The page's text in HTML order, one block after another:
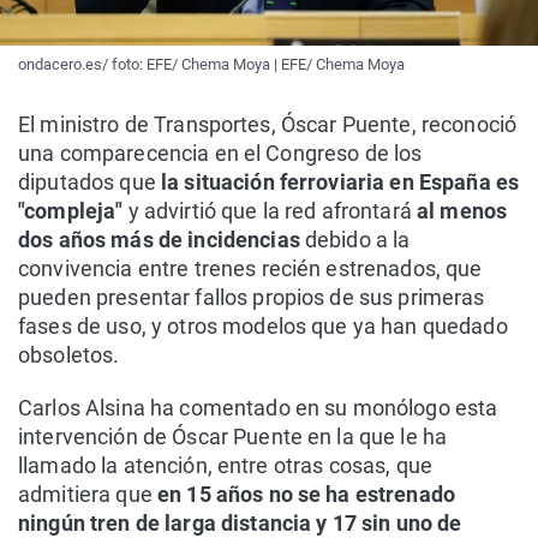
ondacero.es/ foto: EFE/ Chema Moya | EFE/ Chema Moya
El ministro de Transportes, Óscar Puente, reconoció
una comparecencia en el Congreso de los
diputados que la situación ferroviaria en España es
"compleja" y advirtió que la red afrontaráal menos
dos años más de incidenciasdebido a la
convivencia entre trenes recién estrenados, que
pueden presentar fallos propios de sus primeras
fases de uso, y otros modelos que ya han quedado
obsoletos.
Carlos Alsina ha comentado en su monólogo esta
intervención de Óscar Puente en la que le ha
llamado la atención, entre otras cosas, que
admitiera que en 15 años no se ha estrenado
ningún tren de larga distancia y 17 sin uno de